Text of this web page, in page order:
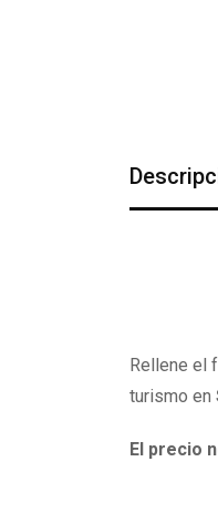
Rellene el
turismo en
El precio